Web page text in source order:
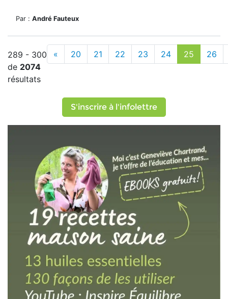
Par : André Fauteux
289 - 300
de 2074
résultats
« 20 21 22 23 24 25 26
S'inscrire à l'infolettre